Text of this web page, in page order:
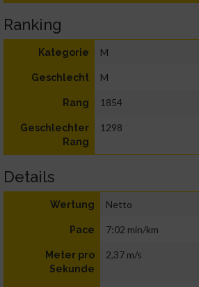
Ranking
Kategorie M
Geschlecht M
Rang 1854
Geschlechter
Rang
1298
Details
Wertung Netto
Pace 7:02 min/km
Meter pro
Sekunde
2,37 m/s